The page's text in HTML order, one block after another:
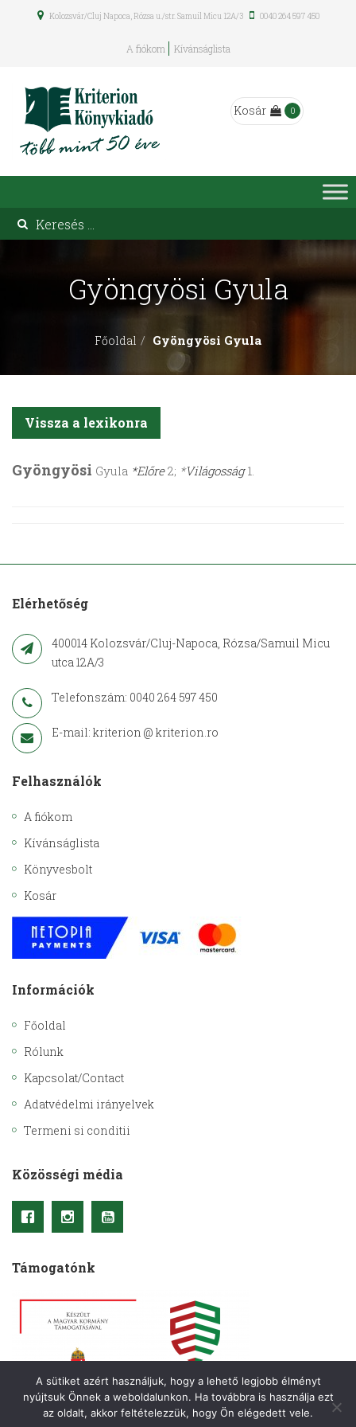
Kolozsvár/Cluj Napoca, Rózsa u./str. Samuil Micu 12A/3 0040 264 597 450
A fiókom Kívánságlista
Kosár 0
Gyöngyösi Gyula
Főoldal Gyöngyösi Gyula
Vissza a lexikonra
Gyöngyösi Gyula *Előre2; *Világosság1.
Elérhetőség
400014 Kolozsvár/Cluj-Napoca, Rózsa/Samuil Micu
utca 12A/3
Telefonszám: 0040 264 597 450
E-mail: kriterion @ kriterion.ro
Felhasználók
A fiókom
Kívánságlista
Könyvesbolt
Kosár
Információk
Főoldal
Rólunk
Kapcsolat/Contact
Adatvédelmi irányelvek
Termeni si conditii
Közösségi média
Támogatónk
A sütiket azért használjuk, hogy a lehető legjobb élményt
nyújtsuk Önnek a weboldalunkon. Ha továbbra is használja ezt
az oldalt, akkor feltételezzük, hogy Ön elégedett vele.